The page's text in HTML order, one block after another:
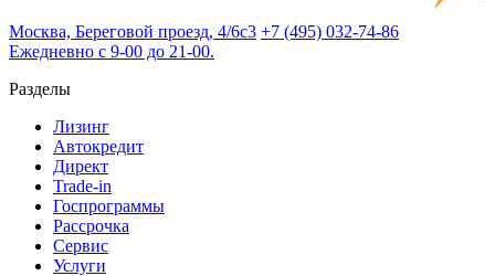
Москва, Береговой проезд, 4/6с3 +7 (495) 032-74-86
Ежедневно с 9-00 до 21-00.
Разделы
Лизинг
Автокредит
Директ
Trade-in
Госпрограммы
Рассрочка
Сервис
Услуги